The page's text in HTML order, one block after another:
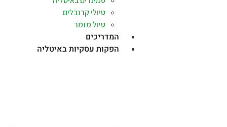
טיולי קרנבלים
טיול מזמר
המדריכים
הפקות עסקיות באיטליה